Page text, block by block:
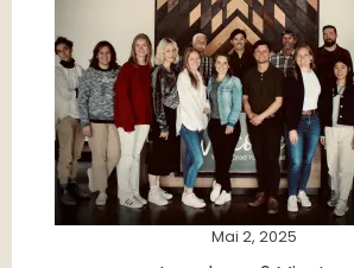
Mai 2, 2025